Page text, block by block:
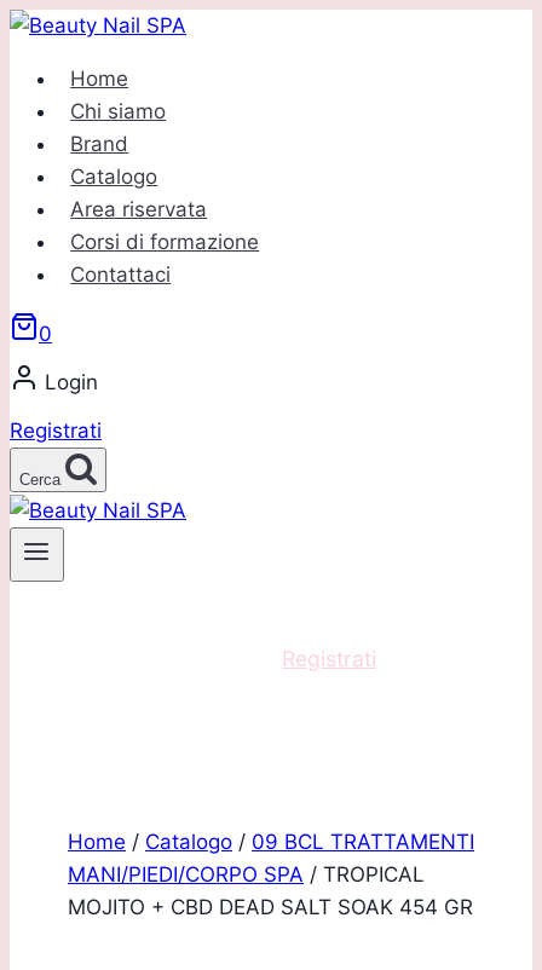
Salta
contenuto
Home
Chi siamo
Brand
Catalogo
Area riservata
Corsi di formazione
Contattaci
0
Login
Registrati
Cerca
Registrati
Home / Catalogo / 09 BCL TRATTAMENTI
MANI/PIEDI/CORPO SPA / TROPICAL
MOJITO + CBD DEAD SALT SOAK 454 GR